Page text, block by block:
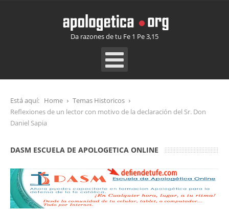
Da razones de tu Fe 1 Pe 3,15
Está aquí: Home
Temas Historicos
Reflexiones de un lector con motivo de la declaración del Sr. Don
Daniel Sapia
DASM ESCUELA DE APOLOGETICA ONLINE